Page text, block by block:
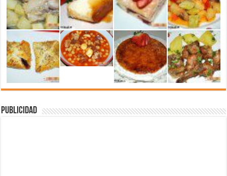
Publicidad